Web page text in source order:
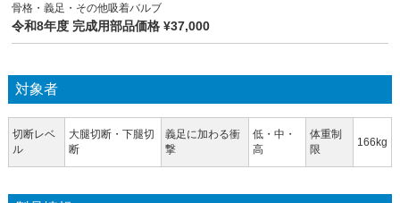
骨格・義足・その他吸着バルブ
令和8年度 完成用部品価格 ¥37,000
対象者
切断レベ
ル
大腿切断・下腿切
断
義足に加わる衝
撃
低・中・
高
体重制
限
166kg